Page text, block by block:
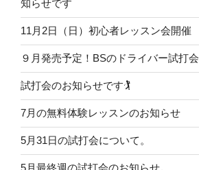
知らせです
11月2日（日）初心者レッスン会開催
９月発売予定！BSのドライバー試打会
試打会のお知らせです🏌️
7月の無料体験レッスンのお知らせ
5月31日の試打会について。
5月最終週の試打会のお知らせ。